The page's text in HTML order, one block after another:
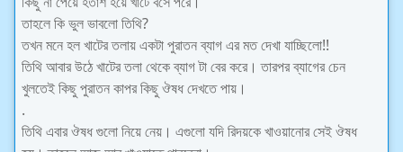
তাহলে কি ভুল ভাবলো তিথি?
তখন মনে হল খাটের তলায় একটা পুরাতন ব্যাগ এর মত দেখা যাচ্ছিলো!!
তিথি আবার উঠে খাটের তলা থেকে ব্যাগ টা বের করে। তারপর ব্যাগের চেন
খুলতেই কিছু পুরাতন কাপর কিছু ঔষধ দেখতে পায়।
.
তিথি এবার ঔষধ গুলো নিয়ে নেয়। এগুলো যদি রিদয়কে খাওয়ানোর সেই ঔষধ